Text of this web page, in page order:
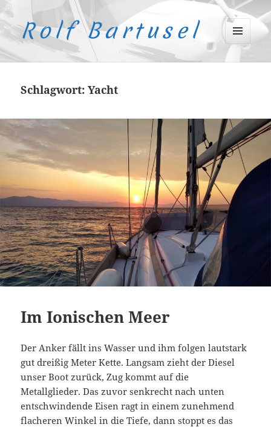
Rolf Bartusel
MENÜ
Schlagwort:Yacht
Im Ionischen Meer
Der Anker fällt ins Wasser und ihm folgen lautstark
gut dreißig Meter Kette. Langsam zieht der Diesel
unser Boot zurück, Zug kommt auf die
Metallglieder. Das zuvor senkrecht nach unten
entschwindende Eisen ragt in einem zunehmend
flacheren Winkel in die Tiefe, dann stoppt es das